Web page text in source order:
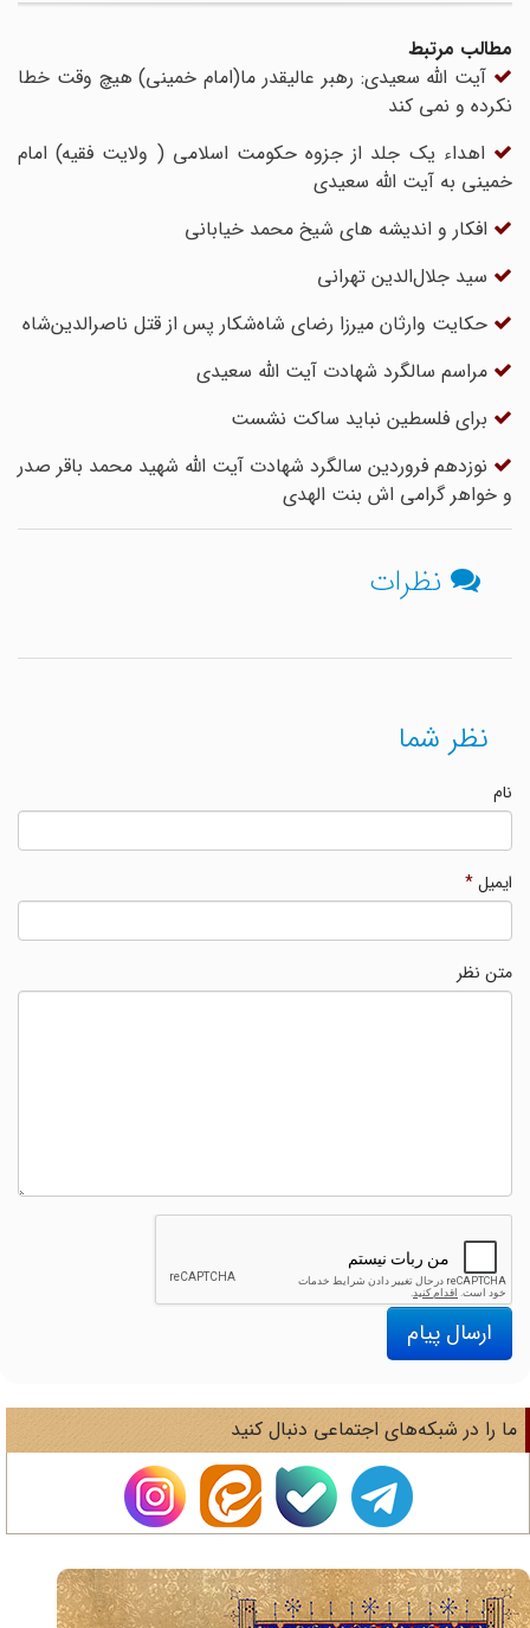
مطالب مرتبط
آیت الله سعیدی: رهبر عالیقدر ما(امام خمینی) هیچ وقت خطا
نکرده و نمی کند
اهداء یک جلد از جزوه حکومت اسلامی ( ولایت فقیه) امام
خمینی به آیت الله سعیدی
افکار و اندیشه های شیخ محمد خیابانی
سید جلال‌الدین تهرانی
حکایت وارثان میرزا رضای شاه‌شکار پس از قتل ناصرالدین‌شاه
مراسم سالگرد شهادت آیت الله سعیدی
برای فلسطین نباید ساکت نشست
نوزدهم فروردین سالگرد شهادت آیت الله شهید محمد باقر صدر
و خواهر گرامی اش بنت الهدی
نظرات
نظر شما
ایمیل*
متن نظر
ارسال پیام
را در شبکه‌های اجتماعی دنبال کنید